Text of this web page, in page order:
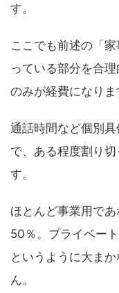
す。
ここでも前述の「
っている部分を合
のみが経費になりま
通話時間など個別
で、ある程度割り
す。
ほとんど事業用で
50％。プライベー
というように大ま
ん。